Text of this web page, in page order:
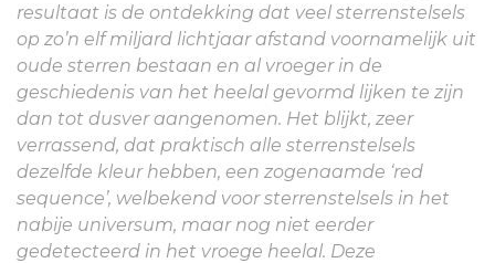
resultaat is de ontdekking dat veel sterrenstelsels
op zo’n elf miljard lichtjaar afstand voornamelijk uit
oude sterren bestaan en al vroeger in de
geschiedenis van het heelal gevormd lijken te zijn
dan tot dusver aangenomen. Het blijkt, zeer
verrassend, dat praktisch alle sterrenstelsels
dezelfde kleur hebben, een zogenaamde ‘red
sequence’, welbekend voor sterrenstelsels in het
nabije universum, maar nog niet eerder
gedetecteerd in het vroege heelal. Deze